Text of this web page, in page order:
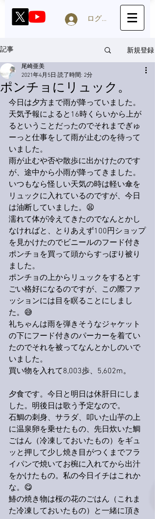
ログイン
記事 新規登録
ポンチョにリュック。
尾崎亜美
2021年4月5日 読了時間: 2分
今日は夕方まで雨が降っていました。
天気予報によると16時くらいから上が
るということだったのでそれまでぎゅ
ーっと仕事をして雨が止むのを待って
いました。
雨が止むや否や散歩に出かけたのです
が、途中から小雨が降ってきました。
いつもなら怪しい天気の時は軽い傘を
リュックに入れているのですが、今日
は油断していました。😫
濡れて体が冷えてきたのでなんとかし
なければと、とりあえず100円ショップ
を見かけたのでビニールのフード付き
ポンチョを買って頭からすっぽり被り
ました。
ポンチョの上からリュックをするとす
ごい格好になるのですが、この際ファ
ッションには目を瞑ることにしまし
た。😅
礼ちゃんは雨を弾きそうなジャケット
の下にフード付きのパーカーを着てい
たのでそれを被ってなんとかしのいで
いました。
買い物を入れて8,003歩、5,602m。
夕食です。今日と明日は休肝日にしま
した。明後日は歌う予定なので。
石鯛の刺身、サラダ、叩いた山芋の上
に温泉卵を乗せたもの、先日炊いた鯛
ごはん（冷凍しておいたもの）をギュ
ッと押して少し焼き目がつくまでフラ
イパンで焼いてお椀に入れてから出汁
をかけたもの。私の今日イチはこれか
な。😋
鰆の焼き物は桜の花のごはん（これま
た冷凍しておいたもの）と一緒に頂き